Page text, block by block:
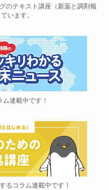
のテキスト講座（新薬と調剤報
います。
連載中です！
るコラム連載中です！